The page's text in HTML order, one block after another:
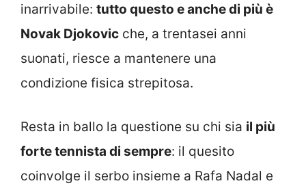
inarrivabile: tutto questo e anche di più è
Novak Djokovic che, a trentasei anni
suonati, riesce a mantenere una
condizione fisica strepitosa.
Resta in ballo la questione su chi sia il più
forte tennista di sempre: il quesito
coinvolge il serbo insieme a Rafa Nadal e